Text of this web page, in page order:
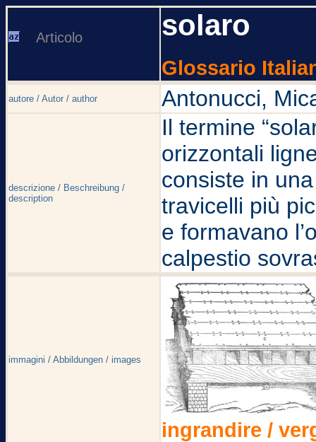
Articolo solaro
Glossario
autore / Autor / author Antonucci,
descrizione / Beschreibung /
description
Il termine
orizzontali
consiste in
travicelli più
e formavano
calpestio
immagini / Abbildungen / images
ingrandire /